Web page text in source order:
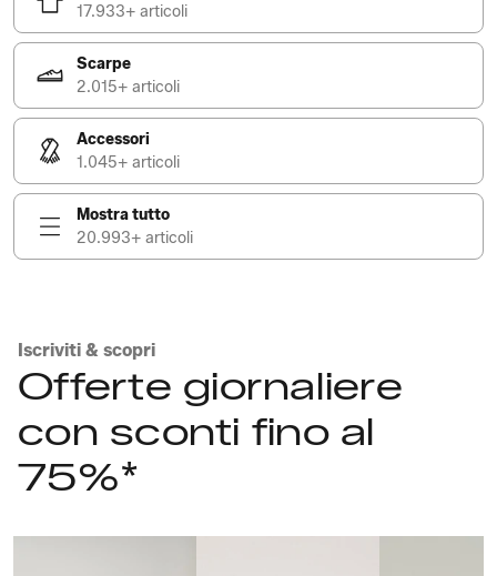
17.933+ articoli
Scarpe
2.015+ articoli
Accessori
1.045+ articoli
Mostra tutto
20.993+ articoli
Iscriviti & scopri
Offerte giornaliere
con sconti fino al
75%*